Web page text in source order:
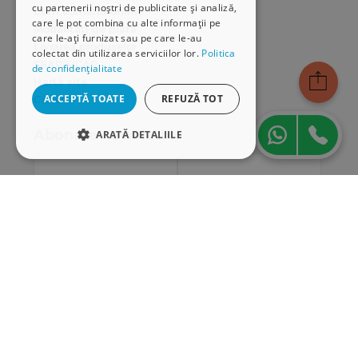
cu partenerii noștri de publicitate și analiză,
care le pot combina cu alte informații pe
care le-ați furnizat sau pe care le-au
colectat din utilizarea serviciilor lor. Politica
de confidențialitate
ACCEPTĂ TOATE REFUZĂ TOT
ARATĂ DETALIILE
Cum comand online
Modalități de plată
Livrarea produselor
SEAP/SICAP
Hartă site
Cariere
Abonare newsletter